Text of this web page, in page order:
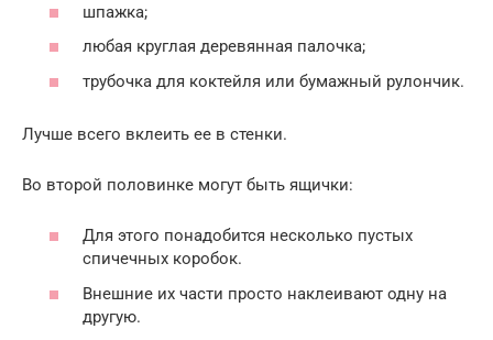
шпажка;
любая круглая деревянная палочка;
трубочка для коктейля или бумажный рулончик.
Лучше всего вклеить ее в стенки.
Во второй половинке могут быть ящички:
Для этого понадобится несколько пустых
спичечных коробок.
Внешние их части просто наклеивают одну на
другую.